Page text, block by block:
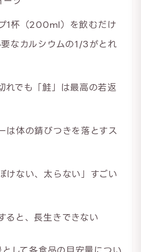
1杯（200ml）を飲むだけ
なカルシウムの1/3がとれ
れでも「鮭」は最高の若返
は体の錆びつきを落とすス
けない、太らない」すごい
ると、長生きできない
して各食品の目安量につい